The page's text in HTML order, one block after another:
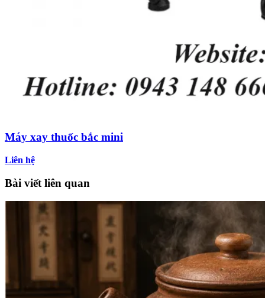
Máy xay thuốc bắc mini
Liên hệ
Bài viết liên quan